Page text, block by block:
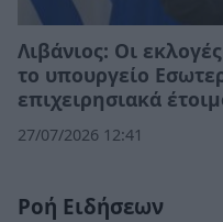
Λιβάνιος: Οι
το υπουργείο
επιχειρησιακά
27/07/2026 12:41
Ροή Ειδήσεων